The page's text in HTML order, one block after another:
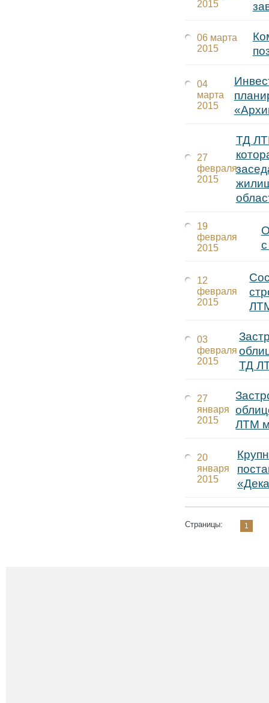
2015
06 марта
2015
04
марта
2015
27
февраля
2015
ТД
19
февраля
2015
12
февраля
2015
03
февраля
2015
ТД
27
января
2015
ЛТМ
20
января
2015
Страницы: 1